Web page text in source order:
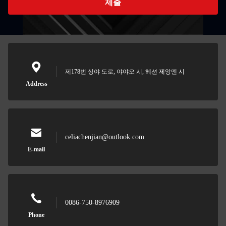
제출
Address
제178번 싱야 도로, 야야오 시, 헤션 제앙멘 시
E-mail
celiachenjian@outlook.com
Phone
0086-750-8976909